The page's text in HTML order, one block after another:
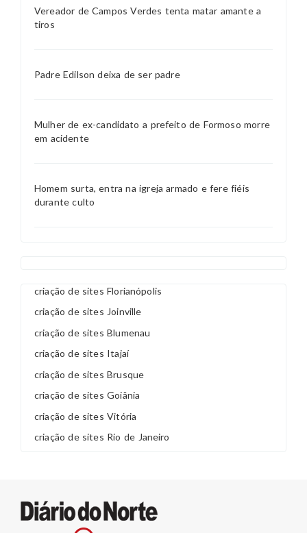
Vereador de Campos Verdes tenta matar amante a
tiros
Padre Edilson deixa de ser padre
Mulher de ex-candidato a prefeito de Formoso morre
em acidente
Homem surta, entra na igreja armado e fere fiéis
durante culto
criação de sites Florianópolis
criação de sites Joinville
criação de sites Blumenau
criação de sites Itajaí
criação de sites Brusque
criação de sites Goiânia
criação de sites Vitória
criação de sites Rio de Janeiro